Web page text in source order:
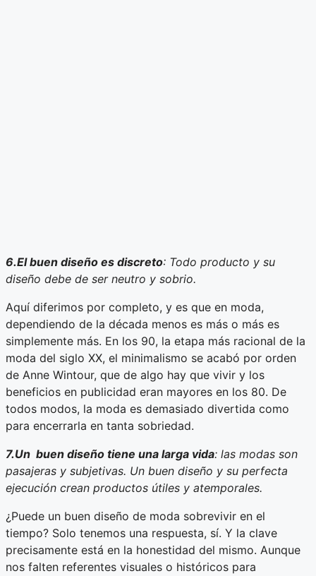
6.El buen diseño es discreto: Todo producto y su
diseño debe de ser neutro y sobrio.
Aquí diferimos por completo, y es que en moda,
dependiendo de la década menos es más o más es
simplemente más. En los 90, la etapa más racional de la
moda del siglo XX, el minimalismo se acabó por orden
de Anne Wintour, que de algo hay que vivir y los
beneficios en publicidad eran mayores en los 80. De
todos modos, la moda es demasiado divertida como
para encerrarla en tanta sobriedad.
7.Un buen diseño tiene una larga vida: las modas son
pasajeras y subjetivas. Un buen diseño y su perfecta
ejecución crean productos útiles y atemporales.
¿Puede un buen diseño de moda sobrevivir en el
tiempo? Solo tenemos una respuesta, sí. Y la clave
precisamente está en la honestidad del mismo. Aunque
nos falten referentes visuales o históricos para